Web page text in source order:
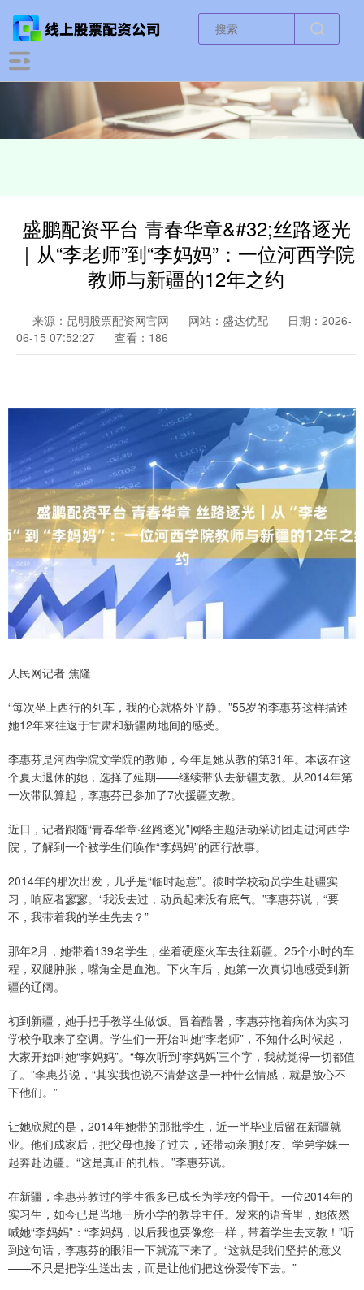
盛鹏配资平台 青春华章&#32;丝路逐光
｜从“李老师”到“李妈妈”：一位河西学院
教师与新疆的12年之约
来源：昆明股票配资网官网 网站：盛达优配
日期：2026-
06-15 07:52:27
查看：186
人民网记者 焦隆
“每次坐上西行的列车，我的心就格外平静。”55岁的李惠芬这样描述
她12年来往返于甘肃和新疆两地间的感受。
李惠芬是河西学院文学院的教师，今年是她从教的第31年。本该在这
个夏天退休的她，选择了延期——继续带队去新疆支教。从2014年第
一次带队算起，李惠芬已参加了7次援疆支教。
近日，记者跟随“青春华章·丝路逐光”网络主题活动采访团走进河西学
院，了解到一个被学生们唤作“李妈妈”的西行故事。
2014年的那次出发，几乎是“临时起意”。彼时学校动员学生赴疆实
习，响应者寥寥。“我没去过，动员起来没有底气。”李惠芬说，“要
不，我带着我的学生先去？”
那年2月，她带着139名学生，坐着硬座火车去往新疆。25个小时的车
程，双腿肿胀，嘴角全是血泡。下火车后，她第一次真切地感受到新
疆的辽阔。
初到新疆，她手把手教学生做饭。冒着酷暑，李惠芬拖着病体为实习
学校争取来了空调。学生们一开始叫她“李老师”，不知什么时候起，
大家开始叫她“李妈妈”。“每次听到‘李妈妈’三个字，我就觉得一切都值
了。”李惠芬说，“其实我也说不清楚这是一种什么情感，就是放心不
下他们。”
让她欣慰的是，2014年她带的那批学生，近一半毕业后留在新疆就
业。他们成家后，把父母也接了过去，还带动亲朋好友、学弟学妹一
起奔赴边疆。“这是真正的扎根。”李惠芬说。
在新疆，李惠芬教过的学生很多已成长为学校的骨干。一位2014年的
实习生，如今已是当地一所小学的教导主任。发来的语音里，她依然
喊她“李妈妈”：“李妈妈，以后我也要像您一样，带着学生去支教！”听
到这句话，李惠芬的眼泪一下就流下来了。“这就是我们坚持的意义
——不只是把学生送出去，而是让他们把这份爱传下去。”